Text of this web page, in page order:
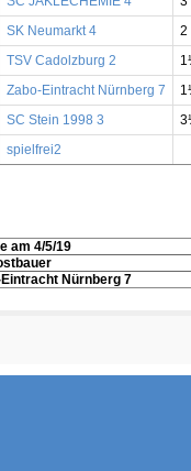
SK Neumarkt 4
2
TSV Cadolzburg 2
Zabo-Eintracht Nürnberg 7
SC Stein 1998 3
spielfrei2
am 4/5/19
Nürnberg 7